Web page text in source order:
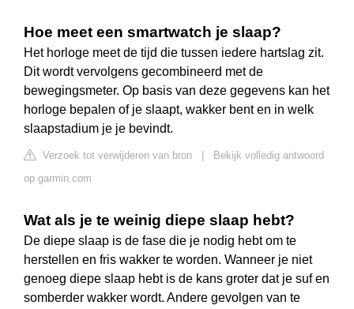
Hoe meet een smartwatch je slaap?
Het horloge meet de tijd die tussen iedere hartslag zit.
Dit wordt vervolgens gecombineerd met de
bewegingsmeter. Op basis van deze gegevens kan het
horloge bepalen of je slaapt, wakker bent en in welk
slaapstadium je je bevindt.
Verzoek tot verwijderen van bron
Bekijk volledig antwoord
op garmin.com
Wat als je te weinig diepe slaap hebt?
De diepe slaap is de fase die je nodig hebt om te
herstellen en fris wakker te worden. Wanneer je niet
genoeg diepe slaap hebt is de kans groter dat je suf en
somberder wakker wordt. Andere gevolgen van te